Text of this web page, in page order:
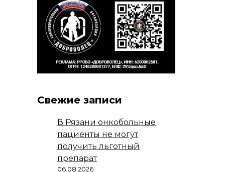
Свежие записи
В Рязани онкобольные
пациенты не могут
получить льготный
препарат
06.08.2026